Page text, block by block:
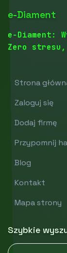
e-Diament
e-Diament:
Zero stresu,
Strona
Zaloguj się
Dodaj firmę
Przypomnij
Blog
Kontakt
Mapa strony
Szybkie